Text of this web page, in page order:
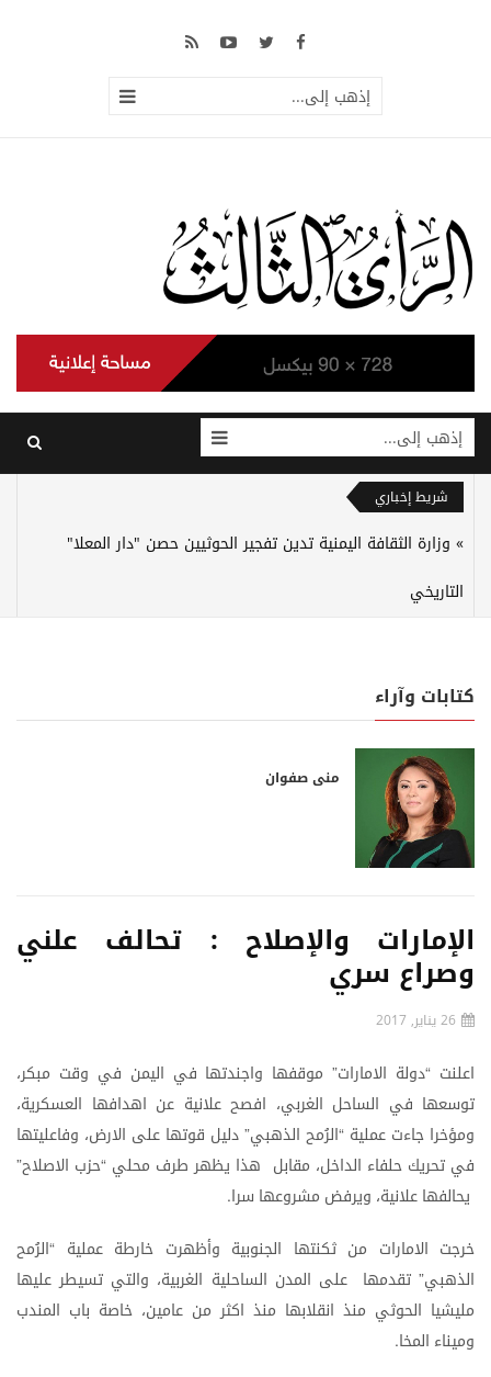
إذهب إلى...
إذهب إلى...
شريط إخباري
وزارة الثقافة اليمنية تدين تفجير الحوثيين حصن "دار المعلا"
التاريخي
كتابات وآراء
منى صفوان
الإمارات والإصلاح : تحالف علني
وصراع سري
26 يناير, 2017
اعلنت “دولة الامارات” موقفها واجندتها في اليمن في وقت مبكر،
توسعها في الساحل الغربي، افصح علانية عن اهدافها العسكرية،
ومؤخرا جاءت عملية “الرُمح الذهبي” دليل قوتها على الارض، وفاعليتها
في تحريك حلفاء الداخل، مقابل هذا يظهر طرف محلي “حزب الاصلاح”
يحالفهاعلانية، ويرفض مشروعها سرا.
خرجت الامارات من ثكنتها الجنوبية وأظهرت خارطة عملية “الرُمح
الذهبي”تقدمها على المدن الساحلية الغربية، والتي تسيطر عليها
مليشيا الحوثي منذ انقلابها منذ اكثر من عامين، خاصة باب المندب
وميناء المخا.